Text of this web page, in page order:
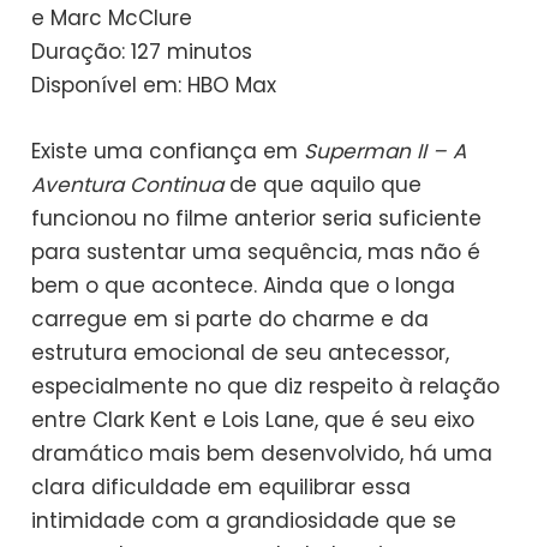
e Marc McClure
Duração: 127 minutos
Disponível em: HBO Max
Existe uma confiança em Superman II – A
Aventura Continuade que aquilo que
funcionou no filme anterior seria suficiente
para sustentar uma sequência, mas não é
bem o que acontece. Ainda que o longa
carregue em si parte do charme e da
estrutura emocional de seu antecessor,
especialmente no que diz respeito à relação
entre Clark Kent e Lois Lane, que é seu eixo
dramático mais bem desenvolvido, há uma
clara dificuldade em equilibrar essa
intimidade com a grandiosidade que se